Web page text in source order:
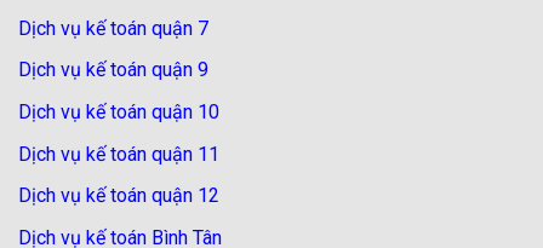
Dịch vụ kế toán quận 7
Dịch vụ kế toán quận 9
Dịch vụ kế toán quận 10
Dịch vụ kế toán quận 11
Dịch vụ kế toán quận 12
Dịch vụ kế toán Bình Tân